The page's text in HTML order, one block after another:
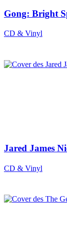
Gong: Bright
CD & Vinyl
Jared James
CD & Vinyl